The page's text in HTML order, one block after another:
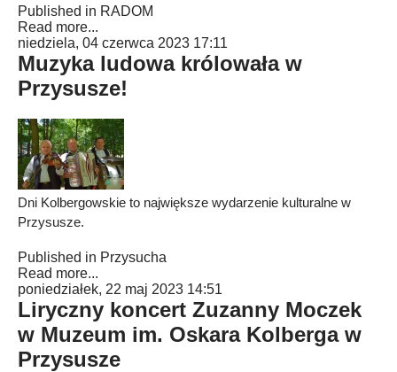
Published in RADOM
Read more...
niedziela, 04 czerwca 2023 17:11
Muzyka ludowa królowała w
Przysusze!
Dni Kolbergowskie to największe wydarzenie kulturalne w
Przysusze.
Published in Przysucha
Read more...
poniedziałek, 22 maj 2023 14:51
Liryczny koncert Zuzanny Moczek
w Muzeum im. Oskara Kolberga w
Przysusze